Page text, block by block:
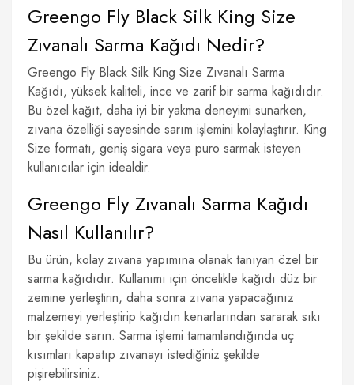
Greengo Fly Black Silk King Size
Zıvanalı Sarma Kağıdı Nedir?
Greengo Fly Black Silk King Size Zıvanalı Sarma
Kağıdı, yüksek kaliteli, ince ve zarif bir sarma kağıdıdır.
Bu özel kağıt, daha iyi bir yakma deneyimi sunarken,
zıvana özelliği sayesinde sarım işlemini kolaylaştırır. King
Size formatı, geniş sigara veya puro sarmak isteyen
kullanıcılar için idealdir.
Greengo Fly Zıvanalı Sarma Kağıdı
Nasıl Kullanılır?
Bu ürün, kolay zıvana yapımına olanak tanıyan özel bir
sarma kağıdıdır. Kullanımı için öncelikle kağıdı düz bir
zemine yerleştirin, daha sonra zıvana yapacağınız
malzemeyi yerleştirip kağıdın kenarlarından sararak sıkı
bir şekilde sarın. Sarma işlemi tamamlandığında uç
kısımları kapatıp zıvanayı istediğiniz şekilde
pişirebilirsiniz.